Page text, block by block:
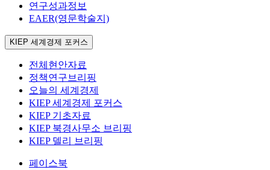
연구성과정보
EAER(영문학술지)
KIEP 세계경제 포커스
전체현안자료
정책연구브리핑
오늘의 세계경제
KIEP 세계경제 포커스
KIEP 기초자료
KIEP 북경사무소 브리핑
KIEP 델리 브리핑
페이스북